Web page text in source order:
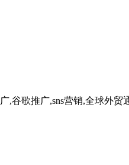
歌推广,sns营销,全球外